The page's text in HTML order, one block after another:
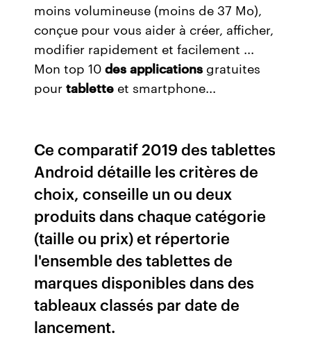
moins volumineuse (moins de 37 Mo),
conçue pour vous aider à créer, afficher,
modifier rapidement et facilement ...
Mon top 10des applications gratuites
pourtablette et smartphone...
Ce comparatif 2019 des tablettes
Android détaille les critères de
choix, conseille un ou deux
produits dans chaque catégorie
(taille ou prix) et répertorie
l'ensemble des tablettes de
marques disponibles dans des
tableaux classés par date de
lancement.